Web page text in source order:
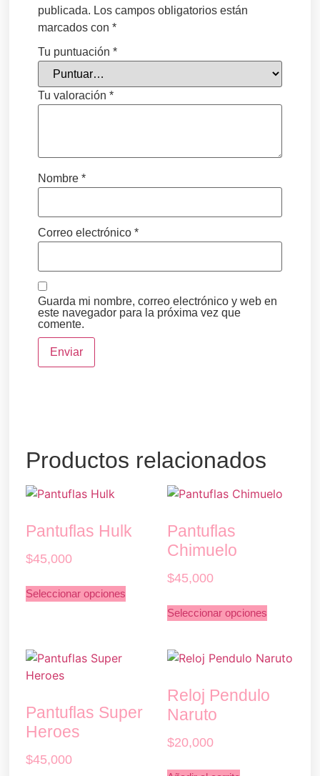
publicada. Los campos obligatorios están
marcados con*
Tu puntuación*
Tu valoración*
Nombre*
Correo electrónico*
Guarda mi nombre, correo electrónico y web en
este navegador para la próxima vez que
comente.
Productos relacionados
Pantuflas Hulk
$45,000
Seleccionar opciones
Pantuflas
Chimuelo
$45,000
Seleccionar opciones
Pantuflas Super
Heroes
$45,000
Reloj Pendulo
Naruto
$20,000